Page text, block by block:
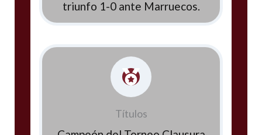
triunfo 1-0 ante Marruecos.
Títulos